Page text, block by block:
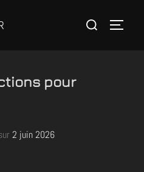
Rechercher :
pour
Publié
2 juin 2026